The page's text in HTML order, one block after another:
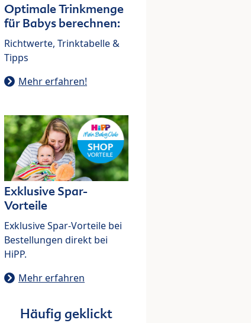
Optimale Trinkmenge
für Babys berechnen:
Richtwerte, Trinktabelle &
Tipps
Mehr erfahren!
Exklusive Spar-
Vorteile
Exklusive Spar-Vorteile bei
Bestellungen direkt bei
HiPP.
Mehr erfahren
Häufig geklickt